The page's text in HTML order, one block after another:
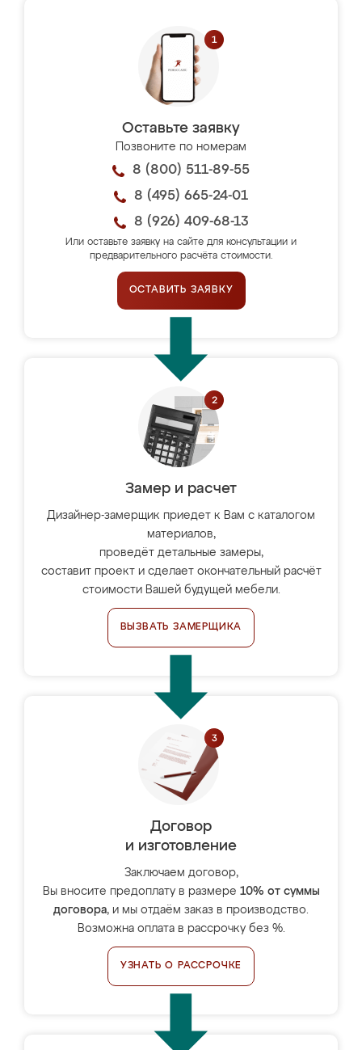
Оставьте заявку
Позвоните по номерам
8 (800) 511-89-55
8 (495) 665-24-01
8 (926) 409-68-13
Или оставьте заявку на сайте для консультации и
предварительного расчёта стоимости.
ОСТАВИТЬ ЗАЯВКУ
Замер и расчет
Дизайнер-замерщик приедет к Вам с каталогом
материалов,
проведёт детальные замеры,
составит проект и сделает окончательный расчёт
стоимости Вашей будущей мебели.
ВЫЗВАТЬ ЗАМЕРЩИКА
Договор
и изготовление
Заключаем договор,
Вы вносите предоплату в размере 10% от суммы
договора, и мы отдаём заказ в производство.
Возможна оплата в рассрочку без %.
УЗНАТЬ О РАССРОЧКЕ